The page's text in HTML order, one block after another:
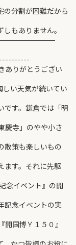
の分割が困難だから
もありません。
ありがとうござい
い天気が続いてい
です。鎌倉では「明
慶寺」のやや小さ
散策も楽しいもの
ます。それに先駆
念イベント』の開
記念イベントの実
国博Ｙ１５０』